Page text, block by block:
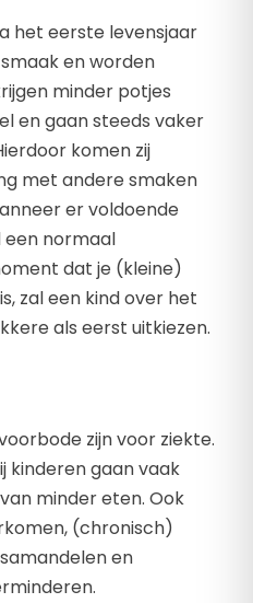
het eerste levensjaar
en worden
minder potjes
en gaan steeds vaker
komen zij
met andere smaken
er voldoende
een normaal
dat je (kleine)
zal een kind over het
als eerst uitkiezen.
zijn voor ziekte.
kinderen gaan vaak
minder eten. Ook
(chronisch)
en